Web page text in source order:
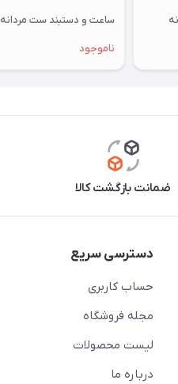
ساعت و دستبند ست مردانه
ناموجود
ضمانت بازگشت کالا
دسترسی سریع
حساب کاربری
مجله فروشگاه
لیست محصولات
درباره ما